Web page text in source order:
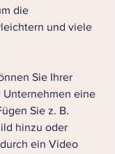
die
und viele
Sie Ihrer
Unternehmen eine
Sie z. B.
hinzu oder
ein Video